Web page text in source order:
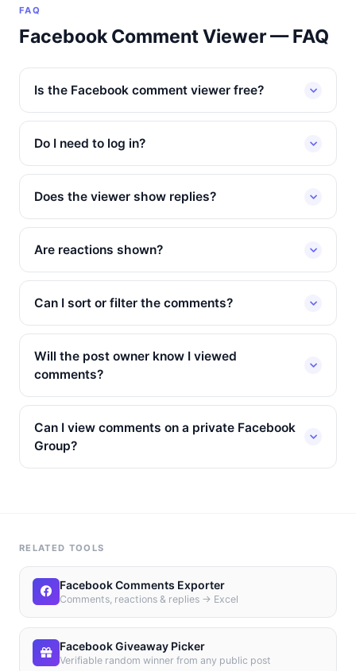
FAQ
Facebook Comment Viewer — FAQ
Is the Facebook comment viewer free?
Do I need to log in?
Does the viewer show replies?
Are reactions shown?
Can I sort or filter the comments?
Will the post owner know I viewed
comments?
Can I view comments on a private Facebook
Group?
RELATED TOOLS
Facebook Comments Exporter
Comments, reactions & replies → Excel
Facebook Giveaway Picker
Verifiable random winner from any public post